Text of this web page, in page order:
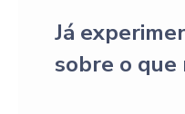
Já
sobre o que